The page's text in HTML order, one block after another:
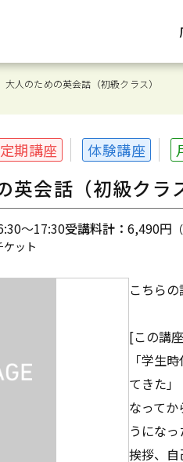
大人のための英会話（初級クラス）
定期講座 体験講座
英会話（初級クラ
～17:30受講料計： 6,490円
ケット
こちら
[この講
「学生
てきた
なって
うになっ
挨拶、